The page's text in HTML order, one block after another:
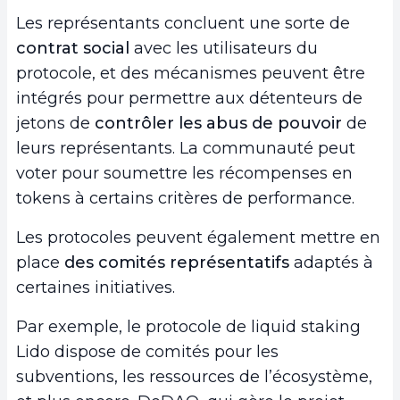
Les représentants concluent une sorte de
contrat social avec les utilisateurs du
protocole, et des mécanismes peuvent être
intégrés pour permettre aux détenteurs de
jetons de contrôler les abus de pouvoir de
leurs représentants. La communauté peut
voter pour soumettre les récompenses en
tokens à certains critères de performance.
Les protocoles peuvent également mettre en
place des comités représentatifs adaptés à
certaines initiatives.
Par exemple, le protocole de liquid staking
Lido dispose de comités pour les
subventions, les ressources de l’écosystème,